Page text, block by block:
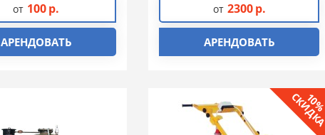
от 100р.
АРЕНДОВАТЬ
от 2300 р.
АРЕНДОВАТЬ
10%
СКИДКА